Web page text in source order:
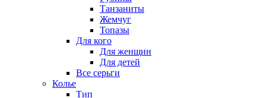
Танзаниты
Жемчуг
Топазы
Для кого
Для женщин
Для детей
Все серьги
Колье
Тип